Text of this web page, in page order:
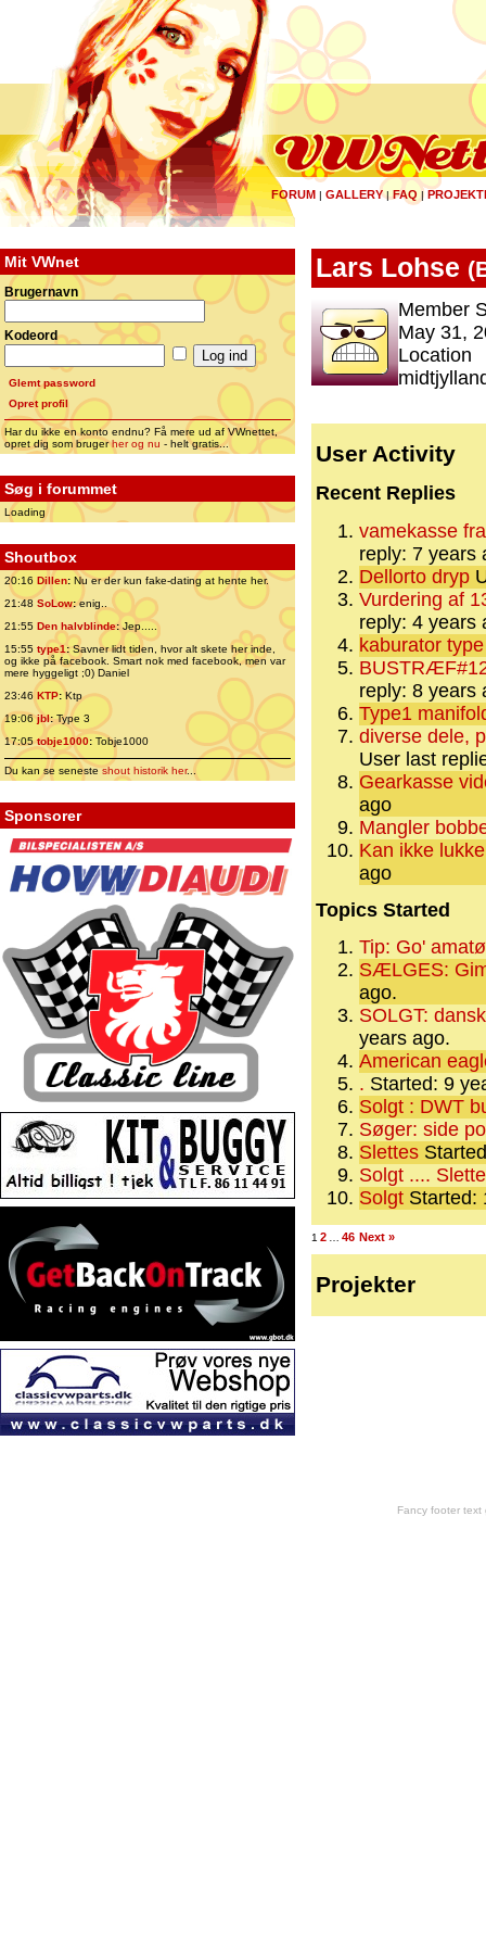
FORUM | GALLERY|FAQ |
Mit VWnet
Brugernavn
Kodeord
Glemt password
Opret profil
Har du ikke en konto endnu? Få mere ud af VWnettet,
opret dig som brugerher og nu - helt gratis...
Søg i forummet
Loading
Shoutbox
20:16 Dillen: Nu er der kun fake-dating at hente her.
21:48 SoLow:enig..
21:55 Den halvblinde:Jep.....
15:55 type1:Savner lidt tiden, hvor alt skete her inde,
og ikke på facebook. Smart nok med facebook, men var
mere hyggeligt ;0) Daniel
23:46 KTP:Ktp
19:06jbl:Type 3
17:05tobje1000: Tobje1000
Du kan se senesteshout historik her...
Sponsorer
Lars Lohse (
Member
May 31,
Location
User Activity
Recent Replies
vamekasse
reply: 7 years
Dellorto dryp
Vurdering af
reply: 4 years
kaburator
reply: 8 years
Type1
diverse dele,
User last
Gearkasse
ago
Mangler
Kan ikke
ago
Topics Started
Tip: Go'
SÆLGES:
ago.
SOLGT:
years ago.
American
. Started: 9
Solgt : DWT
Søger: side
Slettes
Solgt ....
Solgt Started:
1 2 46 Next »
Projekter
Fancy footer